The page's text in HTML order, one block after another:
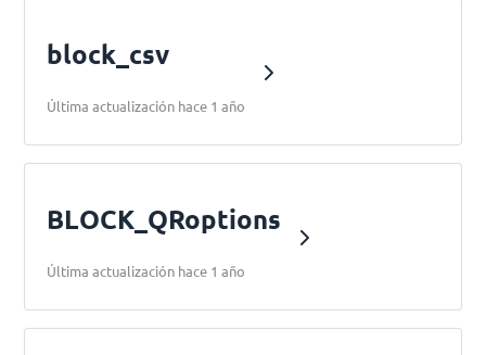
block_csv
Última actualización hace 1 año
BLOCK_QRoptions
Última actualización hace 1 año